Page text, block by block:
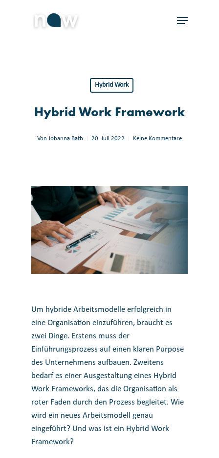
Menu
Hybrid Work
Hybrid Work Framework
Von Johanna Bath 20. Juli 2022 Keine Kommentare
Um hybride Arbeitsmodelle erfolgreich in
eine Organisation einzuführen, braucht es
zwei Dinge. Erstens muss der
Einführungsprozess auf einen klaren Purpose
des Unternehmens aufbauen. Zweitens
bedarf es einer Ausgestaltung eines Hybrid
Work Frameworks, das die Organisation als
roter Faden durch den Prozess begleitet. Wie
wird ein neues Arbeitsmodell genau
eingeführt? Und was ist ein Hybrid Work
Framework?